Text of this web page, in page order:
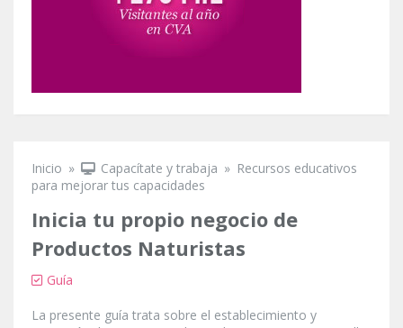
Se encuentra usted aquí
Inicio » Capacítate y trabaja » Recursos educativos
para mejorar tus capacidades
Inicia tu propio negocio de
Productos Naturistas
Guía
La presente guía trata sobre el establecimiento y